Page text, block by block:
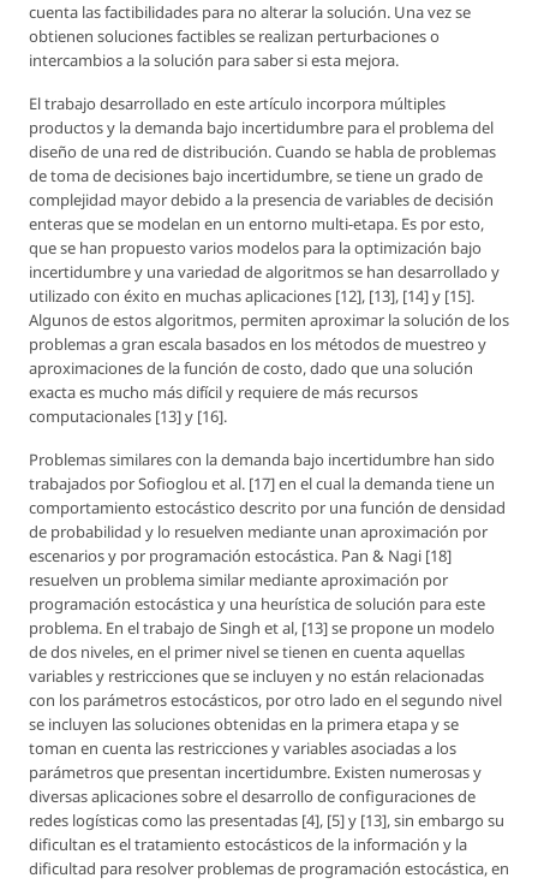
cuenta las factibilidades para no alterar la solución. Una vez se
obtienen soluciones factibles se realizan perturbaciones o
intercambios a la solución para saber si esta mejora.
El trabajo desarrollado en este artículo incorpora múltiples
productos y la demanda bajo incertidumbre para el problema del
diseño de una red de distribución. Cuando se habla de problemas
de toma de decisiones bajo incertidumbre, se tiene un grado de
complejidad mayor debido a la presencia de variables de decisión
enteras que se modelan en un entorno multi-etapa. Es por esto,
que se han propuesto varios modelos para la optimización bajo
incertidumbre y una variedad de algoritmos se han desarrollado y
utilizado con éxito en muchas aplicaciones [12], [13], [14] y [15].
Algunos de estos algoritmos, permiten aproximar la solución de los
problemas a gran escala basados en los métodos de muestreo y
aproximaciones de la función de costo, dado que una solución
exacta es mucho más difícil y requiere de más recursos
computacionales [13] y [16].
Problemas similares con la demanda bajo incertidumbre han sido
trabajados por Sofioglou et al. [17] en el cual la demanda tiene un
comportamiento estocástico descrito por una función de densidad
de probabilidad y lo resuelven mediante unan aproximación por
escenarios y por programación estocástica. Pan & Nagi [18]
resuelven un problema similar mediante aproximación por
programación estocástica y una heurística de solución para este
problema. En el trabajo de Singh et al, [13] se propone un modelo
de dos niveles, en el primer nivel se tienen en cuenta aquellas
variables y restricciones que se incluyen y no están relacionadas
con los parámetros estocásticos, por otro lado en el segundo nivel
se incluyen las soluciones obtenidas en la primera etapa y se
toman en cuenta las restricciones y variables asociadas a los
parámetros que presentan incertidumbre. Existen numerosas y
diversas aplicaciones sobre el desarrollo de configuraciones de
redes logísticas como las presentadas [4], [5] y [13], sin embargo su
dificultan es el tratamiento estocásticos de la información y la
dificultad para resolver problemas de programación estocástica, en